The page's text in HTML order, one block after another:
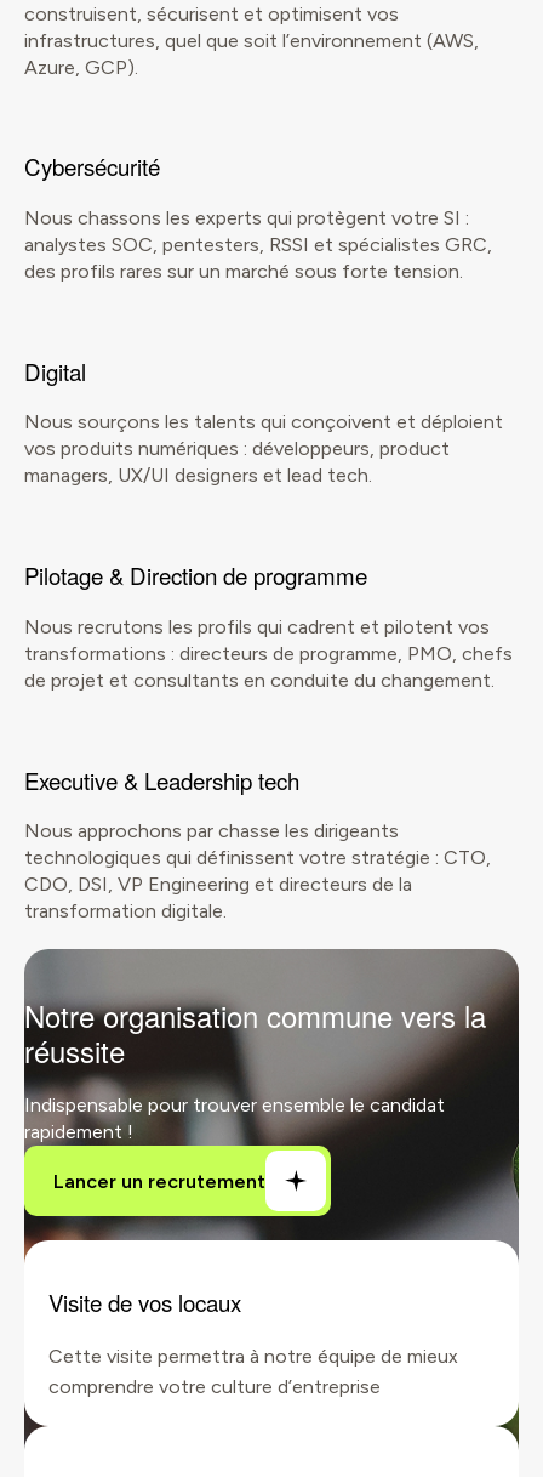
construisent, sécurisent et optimisent vos
infrastructures, quel que soit l’environnement (AWS,
Azure, GCP).
Cybersécurité
Nous chassons les experts qui protègent votre SI :
analystes SOC, pentesters, RSSI et spécialistes GRC,
des profils rares sur un marché sous forte tension.
Digital
Nous sourçons les talents qui conçoivent et déploient
vos produits numériques : développeurs, product
managers, UX/UI designers et lead tech.
Pilotage & Direction de programme
Nous recrutons les profils qui cadrent et pilotent vos
transformations : directeurs de programme, PMO, chefs
de projet et consultants en conduite du changement.
Executive & Leadership tech
Nous approchons par chasse les dirigeants
technologiques qui définissent votre stratégie : CTO,
CDO, DSI, VP Engineering et directeurs de la
transformation digitale.
Notre organisation commune vers la
réussite
Indispensable pour trouver ensemble le candidat
rapidement !
Visite de vos locaux
Cette visite permettra à notre équipe de mieux
comprendre votre culture d’entreprise